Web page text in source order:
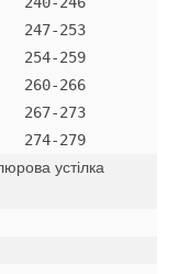
247-253
254-259
260-266
267-273
устілка